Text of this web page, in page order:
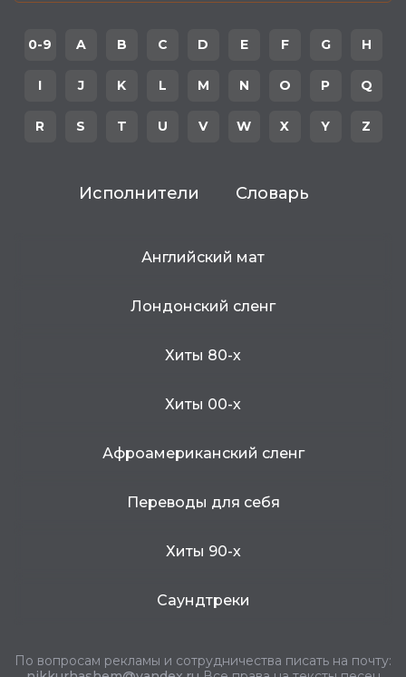
0-9 A B C D E F G H
I J K L M N O P Q
R S T U V W X Y Z
Исполнители Словарь
Английский мат
Лондонский сленг
Хиты 80-х
Хиты 00-х
Афроамериканский сленг
Переводы для себя
Хиты 90-х
Саундтреки
По вопросам рекламы и сотрудничества писать на почту: